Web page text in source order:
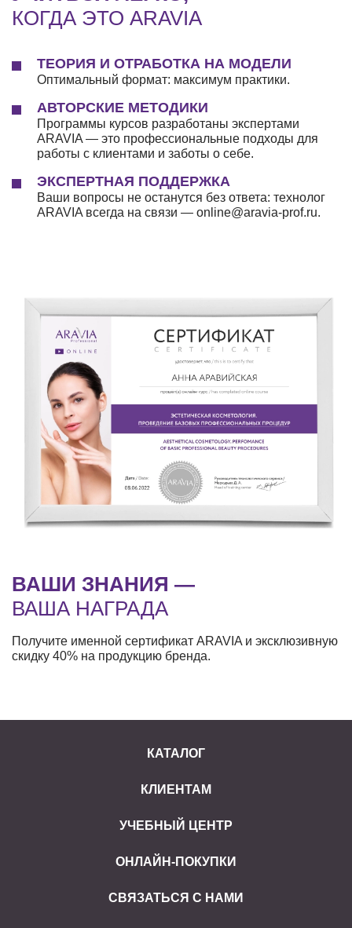
КОГДА ЭТО ARAVIA
ТЕОРИЯ И ОТРАБОТКА НА МОДЕЛИ
Оптимальный формат: максимум практики.
АВТОРСКИЕ МЕТОДИКИ
Программы курсов разработаны экспертами
ARAVIA — это профессиональные подходы для
работы с клиентами и заботы о себе.
ЭКСПЕРТНАЯ ПОДДЕРЖКА
Ваши вопросы не останутся без ответа: технолог
ARAVIA всегда на связи — online@aravia-prof.ru.
ВАШИ ЗНАНИЯ —
ВАША НАГРАДА
Получите именной сертификат ARAVIA и эксклюзивную
скидку 40% на продукцию бренда.
КАТАЛОГ
КЛИЕНТАМ
УЧЕБНЫЙ ЦЕНТР
ОНЛАЙН-ПОКУПКИ
СВЯЗАТЬСЯ С НАМИ